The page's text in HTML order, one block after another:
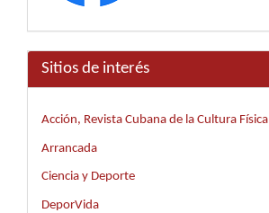
Sitios de interés
Acción, Revista Cubana de la Cultura Física
Arrancada
Ciencia y Deporte
DeporVida